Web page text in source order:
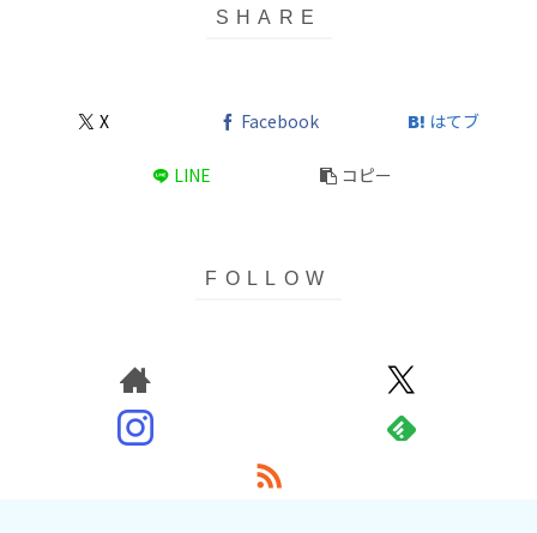
X Facebook はてブ
LINE コピー